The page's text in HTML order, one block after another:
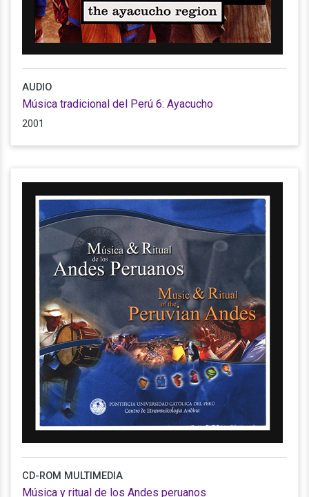
AUDIO
Música tradicional del Perú 6: Ayacucho
2001
CD-ROM MULTIMEDIA
Música y ritual de los Andes peruanos